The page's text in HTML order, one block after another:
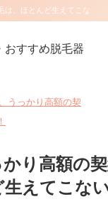
は、ほとんど生えてこな
うっかり高額の契
り高額の
えてこな